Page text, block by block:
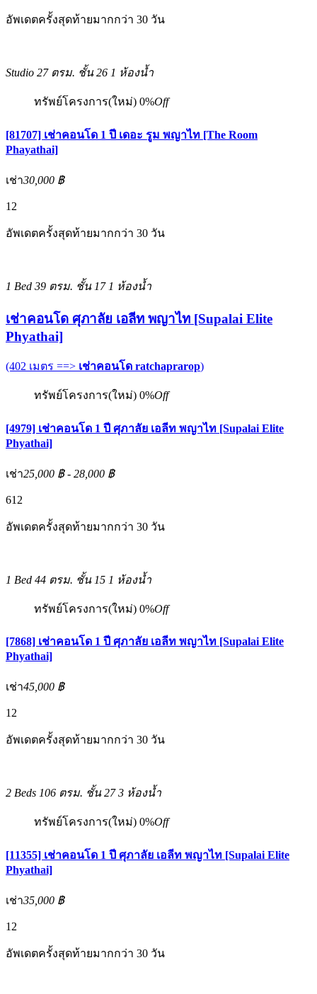
อัพเดตครั้งสุดท้ายมากกว่า 30 วัน
Studio 27 ตรม. ชั้น 26 1 ห้องน้ำ
ทรัพย์โครงการ(ใหม่) 0%Off
[81707] เช่าคอนโด 1 ปี เดอะ รูม พญาไท [The Room
Phayathai]
เช่า30,000 ฿
12
อัพเดตครั้งสุดท้ายมากกว่า 30 วัน
1 Bed 39 ตรม. ชั้น 17 1 ห้องน้ำ
เช่าคอนโด ศุภาลัย เอลีท พญาไท [Supalai Elite
Phyathai]
(402 เมตร ==> เช่าคอนโด ratchaprarop)
ทรัพย์โครงการ(ใหม่) 0%Off
[4979] เช่าคอนโด 1 ปี ศุภาลัย เอลีท พญาไท [Supalai Elite
Phyathai]
เช่า25,000 ฿ - 28,000 ฿
612
อัพเดตครั้งสุดท้ายมากกว่า 30 วัน
1 Bed 44 ตรม. ชั้น 15 1 ห้องน้ำ
ทรัพย์โครงการ(ใหม่) 0%Off
[7868] เช่าคอนโด 1 ปี ศุภาลัย เอลีท พญาไท [Supalai Elite
Phyathai]
เช่า45,000 ฿
12
อัพเดตครั้งสุดท้ายมากกว่า 30 วัน
2 Beds 106 ตรม. ชั้น 27 3 ห้องน้ำ
ทรัพย์โครงการ(ใหม่) 0%Off
[11355] เช่าคอนโด 1 ปี ศุภาลัย เอลีท พญาไท [Supalai Elite
Phyathai]
เช่า35,000 ฿
12
อัพเดตครั้งสุดท้ายมากกว่า 30 วัน